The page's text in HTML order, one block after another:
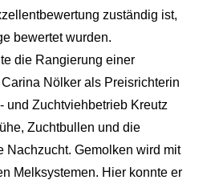
zuständig ist,
bewertet wurden.
die Rangierung einer
Nölker als Preisrichterin
und Zuchtviehbetrieb Kreutz
Zuchtbullen und die
Nachzucht. Gemolken wird mit
Melksystemen. Hier konnte er